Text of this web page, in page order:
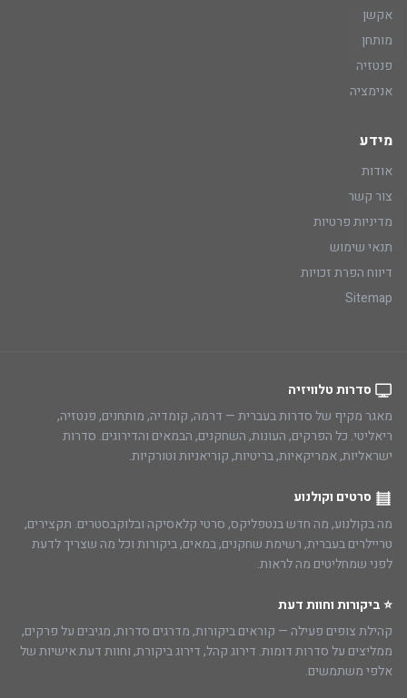
אקשן
מותחן
פנטזיה
אנימציה
מידע
אודות
צור קשר
מדיניות פרטיות
תנאי שימוש
דיווח הפרת זכויות
Sitemap
סדרות טלוויזיה
מאגר מקיף של סדרות בעברית — דרמה, קומדיה, מותחנים, פנטזיה,
ריאליטי. כל הפרקים, העונות, השחקנים, הבמאים והדירוגים. סדרות
ישראליות, אמריקאיות, בריטיות, קוריאניות וטורקיות.
סרטים וקולנוע
מה בקולנוע, מה חדש בנטפליקס, סרטי קלאסיקה ובלוקבסטרים. תקצירים,
טריילרים בעברית, רשימת שחקנים, במאים, ביקורות וכל מה שצריך לדעת
לפני שמחליטים מה לראות.
⭐ ביקורות וחוות דעת
קהילת צופים פעילה — קוראים ביקורות, מדרגים סדרות, מגיבים על פרקים,
ממליצים על סדרות דומות. דירוג קהל, דירוג ביקורת, וחוות דעת אישיות של
אלפי משתמשים.